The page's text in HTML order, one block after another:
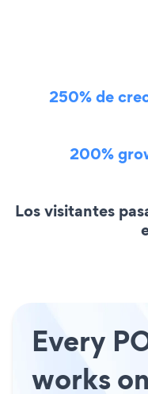
250% de
200%
Los visitantes
Every
works